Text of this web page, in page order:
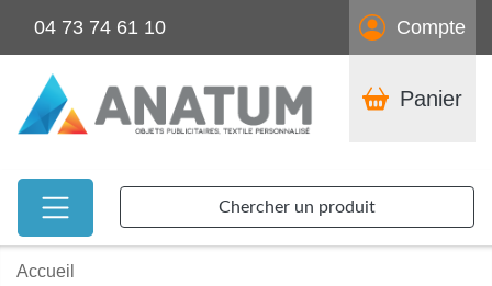
04 73 74 61 10 Compte
Panier
Chercher un produit
Accueil